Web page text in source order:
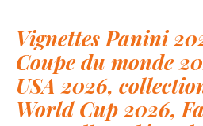
Vignettes Panini
Coupe du monde
USA 2026,
World Cup 2026,